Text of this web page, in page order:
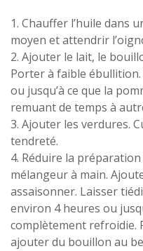
1. Chauffer l’huile dans
moyen et attendrir
2. Ajouter le lait, le
Porter à faible
ou jusqu’à ce que la
remuant de temps à
3. Ajouter les verdures.
tendreté.
4. Réduire la
mélangeur à main.
assaisonner. Laisser
environ 4 heures ou
complètement refroidie.
ajouter du bouillon au